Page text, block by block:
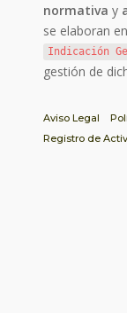
normativa y
se elaboran
Indicación
gestión de
Aviso Legal
Registro de